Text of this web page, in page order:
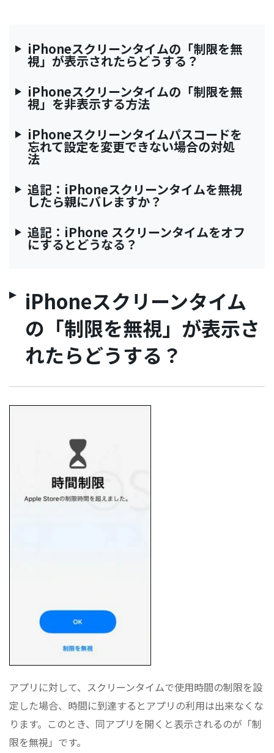
iPhoneスクリーンタイムの「制限を無
視」が表示されたらどうする？
iPhoneスクリーンタイムの「制限を無
視」を非表示する方法
iPhoneスクリーンタイムパスコードを
忘れて設定を変更できない場合の対処
法
追記：iPhoneスクリーンタイムを無視
したら親にバレますか？
追記：iPhone スクリーンタイムをオフ
にするとどうなる？
iPhoneスクリーンタイム
の「制限を無視」が表示さ
れたらどうする？
アプリに対して、スクリーンタイムで使用時間の制限を設
定した場合、時間に到達するとアプリの利用は出来なくな
ります。このとき、同アプリを開くと表示されるのが「制
限を無視」です。